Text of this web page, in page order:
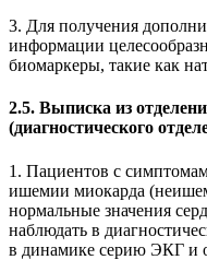
3. Для получения
информации
биомаркеры, такие как
2.5. Выписка из
(диагностического
1. Пациентов с
ишемии миокарда
нормальные значения
наблюдать в
в динамике серию ЭКГ и